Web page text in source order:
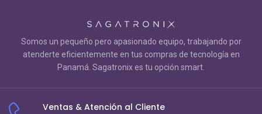
Somos un pequeño pero apasionado equipo, trabajando por
atenderte eficientemente en tus compras de tecnología en
Panamá. Sagatronix es tu opción smart.
Ventas & Atención al Cliente